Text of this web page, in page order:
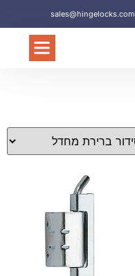
sales@hingelocks.com